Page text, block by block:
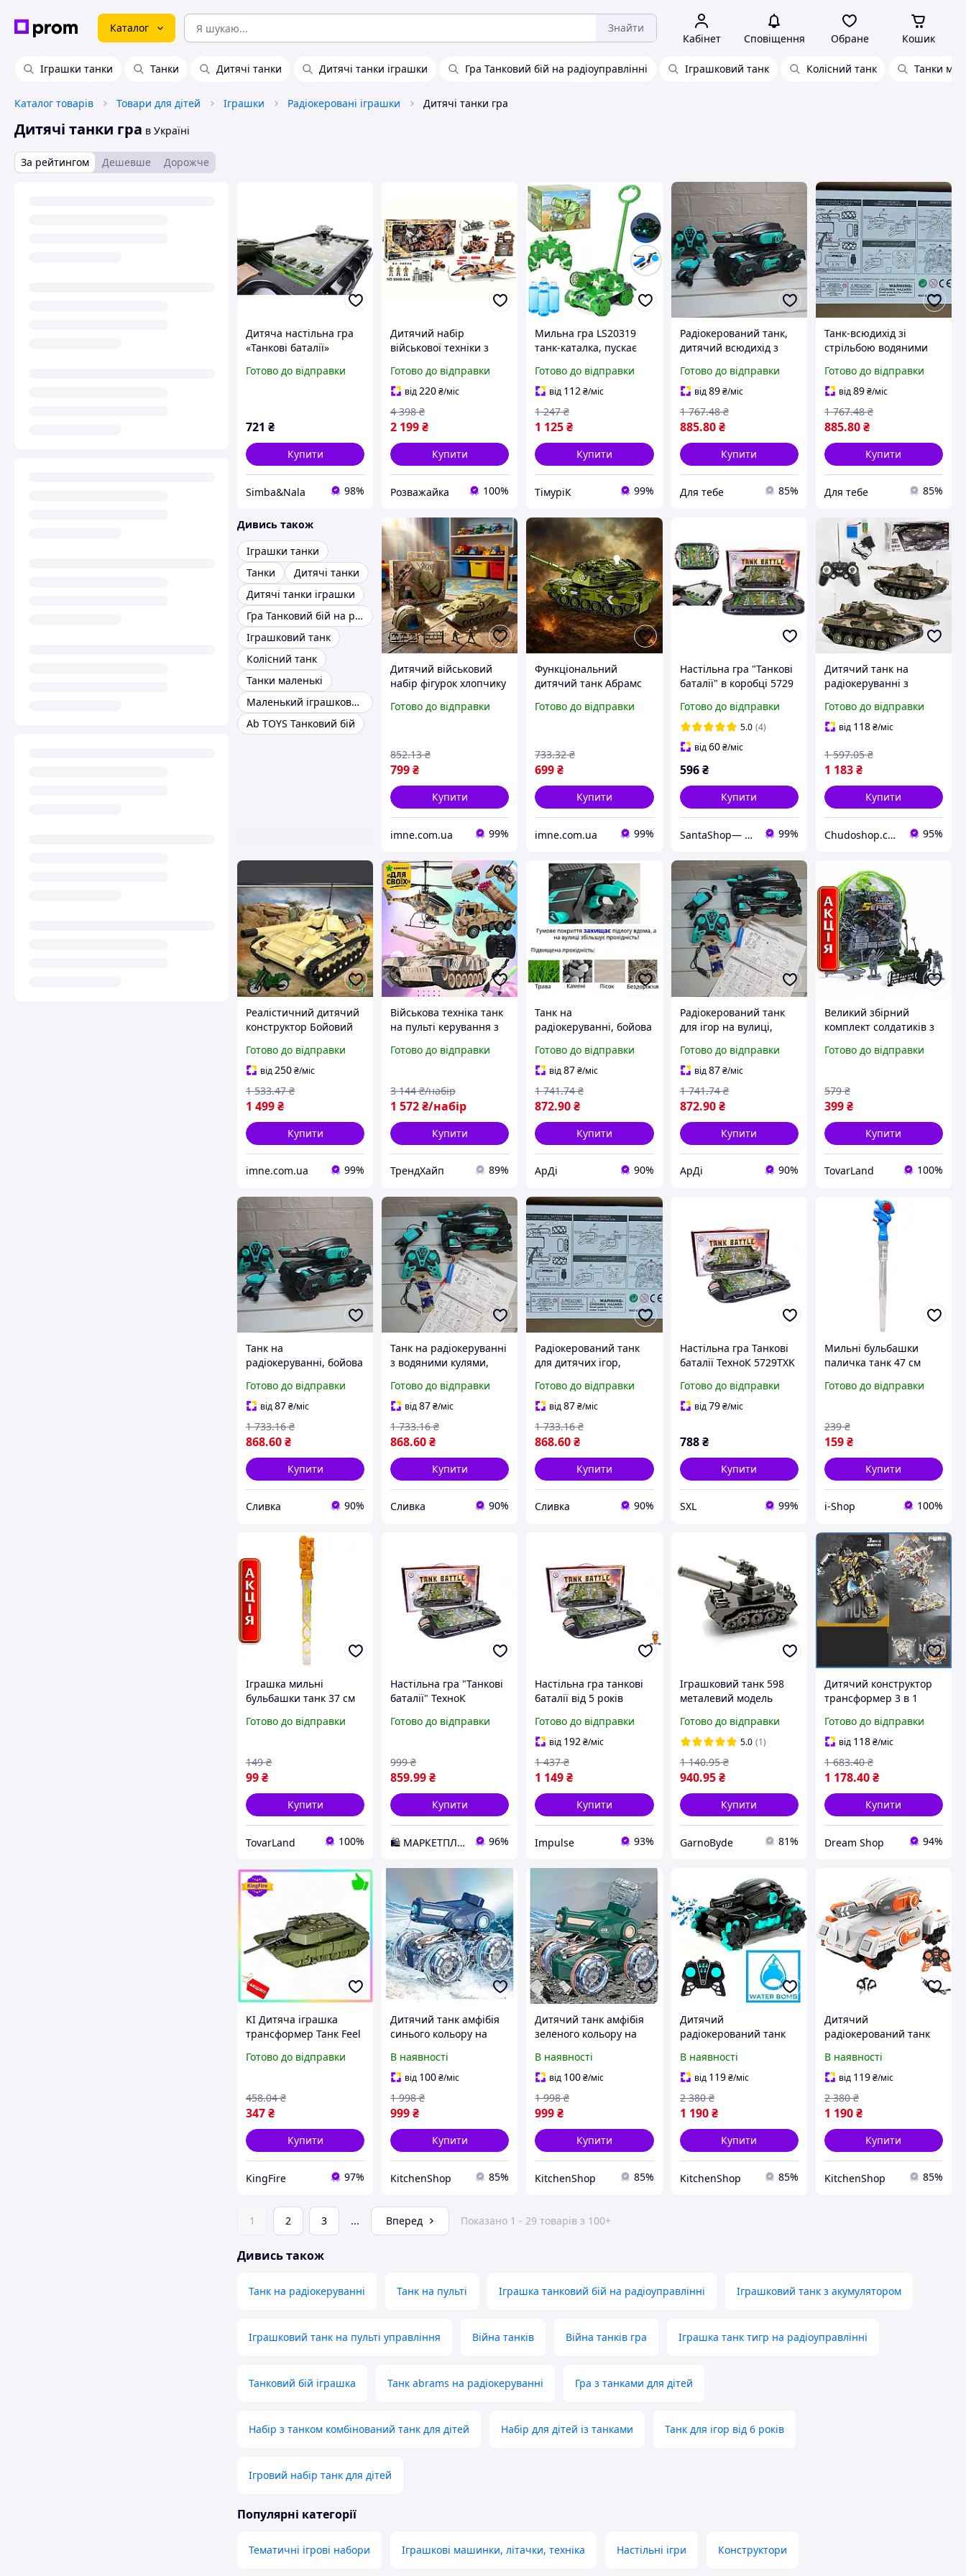
Каталог Знайти
Кабінет Сповіщення Обране Кошик
Іграшки танки Танки Дитячі танки Дитячі танки іграшки Гра Танковий бій на радіоуправлінні Іграшковий танк Колісний танк Танки
Каталог товарів Товари для дітей Іграшки Радіокеровані іграшки Дитячі танки гра
Дитячі танки гра в Україні
За рейтингом Дешевше Дорожче
Дитяча настільна гра
«Танкові баталії»
Готово до відправки
721 ₴
Купити
Simba&Nala 98%
Дитячий набір
військової техніки з
винищувач з музикою,
танк і солдатики для
сюжетних ігор
Готово до відправки
від220₴/міс
2 199₴
4 398 ₴
Купити
Розважайка 100%
Мильна гра LS20319
танк-каталка, пускає
р/к, акум, USB зарядка,
в кор-ке
Готово до відправки
від 112₴/міс
1 125₴
1 247 ₴
Купити
ТімуріК 99%
Радіокерований танк,
дитячий всюдихід з
бойова машина для
вуличних ігор мод.
5819304
Готово до відправки
від89 ₴/міс
885.80 ₴
1 767.48 ₴
Купити
Для тебе 85%
Танк-всюдихід зі
стрільбою водяними
машина для
динамічних ігор,
дитячий транспортер
мод. 5921074
Готово до відправки
від89₴/міс
885.80₴
1 767.48 ₴
Купити
Для тебе 85%
Дивись також
Іграшки танки
Танки
Дитячі танки
Дитячі танки іграшки
Гра Танковий бій на радіоуправлінні
Іграшковий танк
Колісний танк
Танки маленькі
Маленький іграшковий танк
Ab TOYS Танковий бій
Дитячий військовий
набір фігурок хлопчику
ігор у армію 12
Абрамс
Готово до відправки
799₴
852.13 ₴
Купити
imne.com.ua 99%
Функціональний
дитячий танк Абрамс
ігор у стрілялку 2
Готово до відправки
699₴
733.32 ₴
Купити
imne.com.ua 99%
Настільна гра "Танкові
баталії" в коробці 5729
Готово до відправки
5.0 (4)
від60 ₴/міс
596 ₴
Купити
SantaShop— Магазин дитячих іграшок 99%
Дитячий танк на
радіокеруванні з
світлом звуком та
пультом керування для
Готово до відправки
від 118₴/міс
1 183₴
1 597.05 ₴
Купити
Chudoshop.com.ua 95%
Реалістичний дитячий
конструктор Бойовий
Мінібайк Військова
техніка для сюжетно
Готово до відправки
від 250₴/міс
1 499₴
1 533.47 ₴
Купити
imne.com.ua 99%
Військова техніка танк
на пульті керування з
потужним
дитячих ігор
Готово до відправки
1 572₴/набір
3 144 ₴/набір
Купити
ТрендХайп 89%
Танк на
радіокеруванні, бойова
стрільби гідрогелем,
іграшковий всюдихід
8419375
Готово до відправки
від87₴/міс
872.90₴
1 741.74 ₴
Купити
АрДі 90%
Радіокерований танк
для ігор на вулиці,
стріляє гідрогелем,
дитячий всюдихід
Готово до відправки
від87 ₴/міс
872.90 ₴
1 741.74 ₴
Купити
АрДі 90%
Великий збірний
комплект солдатиків з
у ранці для дитячих
Готово до відправки
399₴
579 ₴
Купити
TovarLand 100%
Танк на
радіокеруванні, бойова
стрільби гідрогелем,
позашляховик для
дитячих ігор арт.
518392
Готово до відправки
від87₴/міс
868.60₴
1 733.16 ₴
Купити
Сливка 90%
Танк на радіокеруванні
з водяними кулями,
ігор на вулиці, бойова
машинка арт. 499217
Готово до відправки
від87₴/міс
868.60₴
1 733.16 ₴
Купити
Сливка 90%
Радіокерований танк
для дитячих ігор,
стрільбою гідрогелем,
всюдихід на пульті арт.
815392
Готово до відправки
від87₴/міс
868.60₴
1 733.16 ₴
Купити
Сливка 90%
Настільна гра Танкові
баталії ТехноК 5729TXK
і кульки для дітей від 5
років сімейна гра
Готово до відправки
від79 ₴/міс
788 ₴
Купити
SXL 99%
Мильні бульбашки
паличка танк 47 см
райдужні дитячі для
прогулянок
Готово до відправки
159₴
239 ₴
Купити
i-Shop 100%
Іграшка мильні
бульбашки танк 37 см
велика туба для
MIC
Готово до відправки
99₴
149 ₴
Купити
TovarLand 100%
Настільна гра "Танкові
баталії" ТехноК
Готово до відправки
859.99₴
999 ₴
Купити
🛍️ МАРКЕТПЛЕЙС DMD 96%
Настільна гра танкові
баталії від 5 років
Готово до відправки
від 192₴/міс
1 149₴
1 437 ₴
Купити
Impulse 93%
Іграшковий танк 598
металевий модель
для дитячої колекції
настільних ігор декору
гри
Готово до відправки
5.0 (1)
940.95 ₴
1 140.95 ₴
Купити
GarnoByde 81%
Дитячий конструктор
трансформер 3 в 1
на 818 деталей для
цікавих ігор і
подарунків шоп1
Готово до відправки
від 118₴/міс
1 178.40₴
1 683.40 ₴
Купити
Dream Shop 94%
KI Дитяча іграшка
трансформер Танк Feel
хлопчиків та дівчаток
та розвитку FIR41_R
Готово до відправки
347₴
458.04 ₴
Купити
KingFire 97%
Дитячий танк амфібія
синього кольору на
1841-1 з пультом
керування ідеально
підходить для ігор із
водою qwr
В наявності
від 100₴/міс
999₴
1 998 ₴
Купити
KitchenShop 85%
Дитячий танк амфібія
зеленого кольору на
1841-1 з пультом
керування ідеально
підходить для ігор із
водою qwr
В наявності
від 100₴/міс
999₴
1 998 ₴
Купити
KitchenShop 85%
Дитячий
радіокерований танк
позашляховик, який
стріляє орбізними
кульками, чудово для
ігор Black Чорний qwr
В наявності
від 119 ₴/міс
1 190 ₴
2 380 ₴
Купити
KitchenShop 85%
Дитячий
радіокерований танк
позашляховика, який
стріляє орбізними
кульками, чудово для
ігор White Білий qwr
В наявності
від 119₴/міс
1 190₴
2 380 ₴
Купити
KitchenShop 85%
1 2 3 ... Вперед Показано 1 - 29 товарів з 100+
Дивись також
Танк на радіокеруванні Танк на пульті Іграшка танковий бій на радіоуправлінні Іграшковий танк з акумулятором
Іграшковий танк на пульті управління Війна танків Війна танків гра Іграшка танк тигр на радіоуправлінні
Танковий бій іграшка Танк abrams на радіокеруванні Гра з танками для дітей
Набір з танком комбінований танк для дітей Набір для дітей із танками Танк для ігор від 6 років
Ігровий набір танк для дітей
Популярні категорії
Тематичні ігрові набори Іграшкові машинки, літачки, техніка Настільні ігри Конструктори